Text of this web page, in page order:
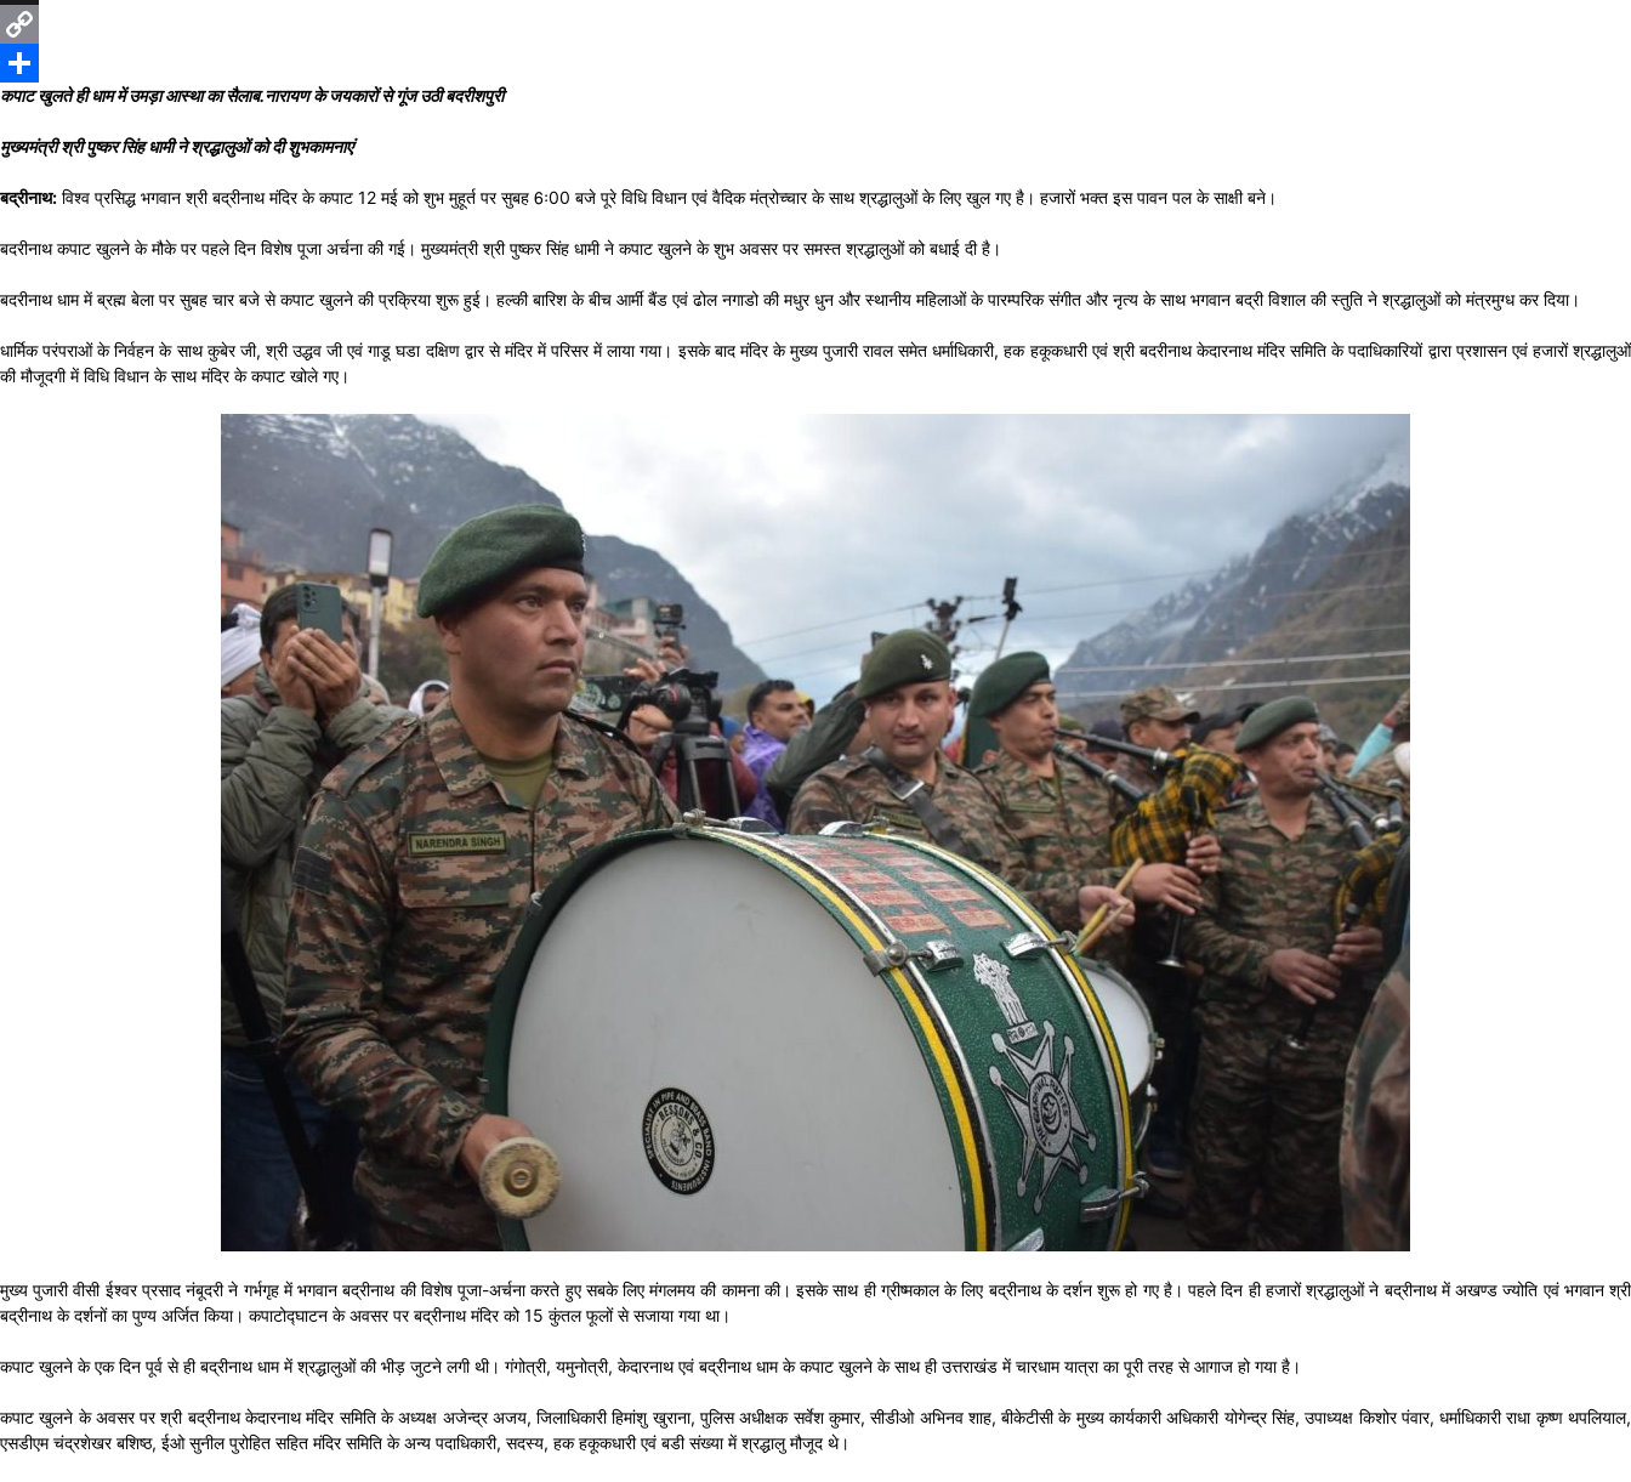
X
Copy
Link
Share
कपाट खुलते ही धाम में उमड़ा आस्था का सैलाब.नारायण के जयकारों से गूंज उठी बदरीशपुरी
मुख्यमंत्री श्री पुष्कर सिंह धामी ने श्रद्धालुओं को दी शुभकामनाएं
बद्रीनाथ: विश्व प्रसिद्ध भगवान श्री बद्रीनाथ मंदिर के कपाट 12 मई को शुभ मुहूर्त पर सुबह 6ः00 बजे पूरे विधि विधान एवं वैदिक मंत्रोच्चार के साथ श्रद्धालुओं के लिए खुल गए है। हजारों भक्त इस पावन पल के साक्षी बने।
बदरीनाथ कपाट खुलने के मौके पर पहले दिन विशेष पूजा अर्चना की गई। मुख्यमंत्री श्री पुष्कर सिंह धामी ने कपाट खुलने के शुभ अवसर पर समस्त श्रद्धालुओं को बधाई दी है।
बदरीनाथ धाम में ब्रह्म बेला पर सुबह चार बजे से कपाट खुलने की प्रक्रिया शुरू हुई। हल्की बारिश के बीच आर्मी बैंड एवं ढोल नगाडो की मधुर धुन और स्थानीय महिलाओं के पारम्परिक संगीत और नृत्य के साथ भगवान बद्री विशाल की स्तुति ने श्रद्धालुओं को मंत्रमुग्ध कर दिया।
धार्मिक परंपराओं के निर्वहन के साथ कुबेर जी, श्री उद्धव जी एवं गाडू घडा दक्षिण द्वार से मंदिर में परिसर में लाया गया। इसके बाद मंदिर के मुख्य पुजारी रावल समेत धर्माधिकारी, हक हकूकधारी एवं श्री बदरीनाथ केदारनाथ मंदिर समिति के पदाधिकारियों द्वारा प्रशासन एवं हजारों श्रद्धालुओं
की मौजूदगी में विधि विधान के साथ मंदिर के कपाट खोले गए।
मुख्य पुजारी वीसी ईश्वर प्रसाद नंबूदरी ने गर्भगृह में भगवान बद्रीनाथ की विशेष पूजा-अर्चना करते हुए सबके लिए मंगलमय की कामना की। इसके साथ ही ग्रीष्मकाल के लिए बद्रीनाथ के दर्शन शुरू हो गए है। पहले दिन ही हजारों श्रद्धालुओं ने बद्रीनाथ में अखण्ड ज्योति एवं भगवान श्री
बद्रीनाथ के दर्शनों का पुण्य अर्जित किया। कपाटोद्घाटन के अवसर पर बद्रीनाथ मंदिर को 15 कुंतल फूलों से सजाया गया था।
कपाट खुलने के एक दिन पूर्व से ही बद्रीनाथ धाम में श्रद्धालुओं की भीड़ जुटने लगी थी। गंगोत्री, यमुनोत्री, केदारनाथ एवं बद्रीनाथ धाम के कपाट खुलने के साथ ही उत्तराखंड में चारधाम यात्रा का पूरी तरह से आगाज हो गया है।
कपाट खुलने के अवसर पर श्री बद्रीनाथ केदारनाथ मंदिर समिति के अध्यक्ष अजेन्द्र अजय, जिलाधिकारी हिमांशु खुराना, पुलिस अधीक्षक सर्वेश कुमार, सीडीओ अभिनव शाह, बीकेटीसी के मुख्य कार्यकारी अधिकारी योगेन्द्र सिंह, उपाध्यक्ष किशोर पंवार, धर्माधिकारी राधा कृष्ण थपलियाल,
एसडीएम चंद्रशेखर बशिष्ठ, ईओ सुनील पुरोहित सहित मंदिर समिति के अन्य पदाधिकारी, सदस्य, हक हकूकधारी एवं बडी संख्या में श्रद्धालु मौजूद थे।